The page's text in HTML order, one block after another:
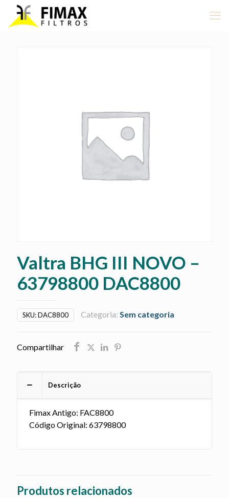
Valtra BHG III NOVO –
63798800 DAC8800
SKU:DAC8800 Categoria: Sem categoria
Compartilhar
Descrição
Fimax Antigo: FAC8800
Código Original: 63798800
Produtos relacionados